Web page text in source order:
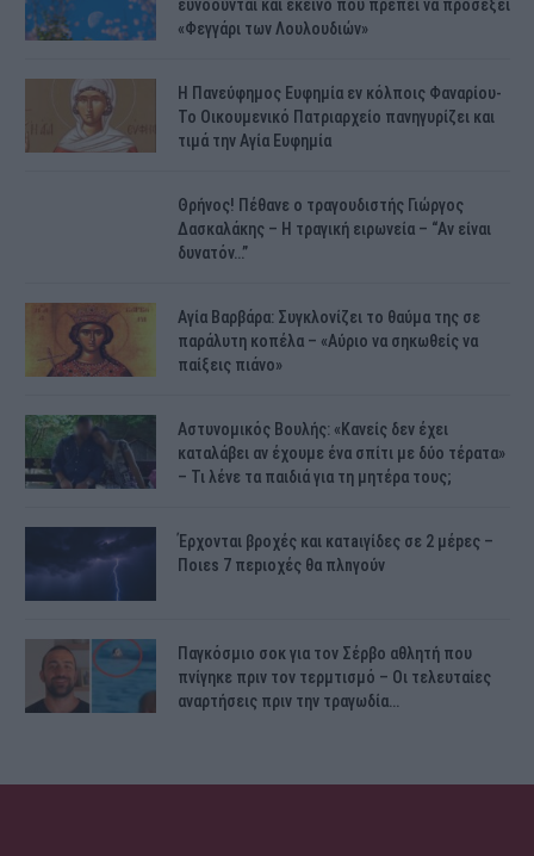
ευνοούνται και εκείνο που πρέπει να προσέξει
«Φεγγάρι των Λουλουδιών»
H Πανεύφημος Ευφημία εν κόλποις Φαναρίου-
Το Οικουμενικό Πατριαρχείο πανηγυρίζει και
τιμά την Αγία Ευφημία
Θρήνος! Πέθανε ο τραγουδιστής Γιώργος
Δασκαλάκης – Η τραγική ειρωνεία – “Αν είναι
δυνατόν…”
Αγία Βαρβάρα: Συγκλονίζει το θαύμα της σε
παράλυτη κοπέλα – «Αύριο να σηκωθείς να
παίξεις πιάνο»
Αστυνομικός Bουλής: «Κανείς δεν έχει
καταλάβει αν έχουμε ένα σπίτι με δύο τέρατα»
– Τι λένε τα παιδιά για τη μητέρα τους;
Έρχονται βροχές και κατaιγίδες σε 2 μέpες –
Ποιεs 7 πεpιοχές θα πλnγούν
Παγκόσμιο σοκ για τον Σέρβο αθλητή που
πνίγηκε πριν τον τερμτισμό – Οι τελευταίες
αναρτήσεις πριν την τραγωδία…